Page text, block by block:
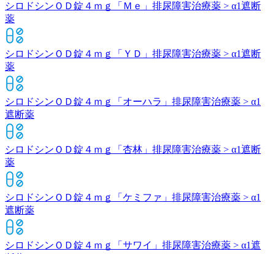
シロドシンＯＤ錠４ｍｇ「Ｍｅ」 排尿障害治療薬 > α1遮断
薬
シロドシンＯＤ錠４ｍｇ「ＹＤ」 排尿障害治療薬 > α1遮断
薬
シロドシンＯＤ錠４ｍｇ「オーハラ」 排尿障害治療薬 > α1
遮断薬
シロドシンＯＤ錠４ｍｇ「杏林」 排尿障害治療薬 > α1遮断
薬
シロドシンＯＤ錠４ｍｇ「ケミファ」 排尿障害治療薬 > α1
遮断薬
シロドシンＯＤ錠４ｍｇ「サワイ」 排尿障害治療薬 > α1遮